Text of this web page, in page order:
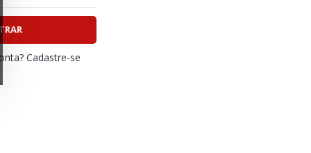
Cadastre-se